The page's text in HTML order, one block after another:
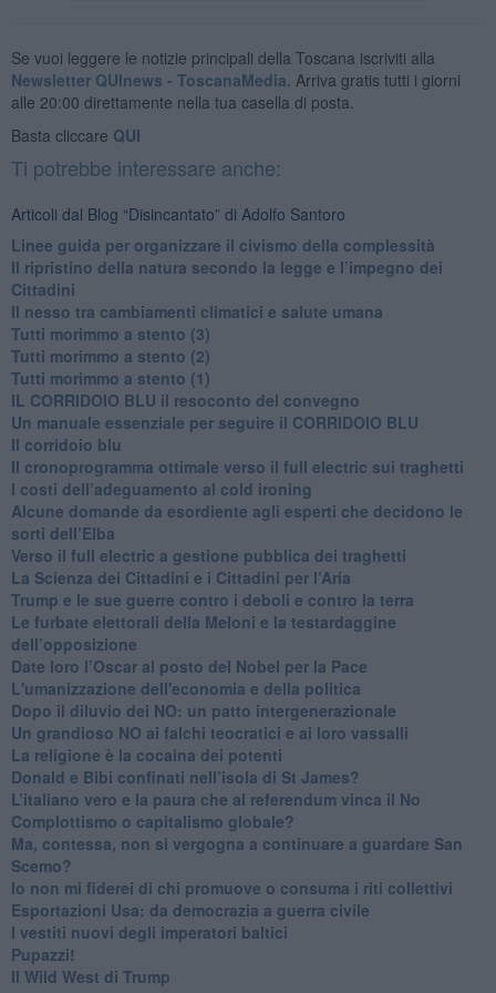
Se vuoi leggere le notizie principali della Toscana iscriviti alla
Newsletter QUInews - ToscanaMedia. Arriva gratis tutti i giorni
alle 20:00 direttamente nella tua casella di posta.
Basta cliccare QUI
Ti potrebbe interessare anche:
Articoli dal Blog “Disincantato” di Adolfo Santoro
​Linee guida per organizzare il civismo della complessità
​Il ripristino della natura secondo la legge e l’impegno dei
Cittadini
Il nesso tra cambiamenti climatici e salute umana
Tutti morimmo a stento (3)
Tutti morimmo a stento (2)
​Tutti morimmo a stento (1)
IL CORRIDOIO BLU il resoconto del convegno
Un manuale essenziale per seguire il CORRIDOIO BLU
Il corridoio blu
​Il cronoprogramma ottimale verso il full electric sui traghetti
​I costi dell’adeguamento al cold ironing
Alcune domande da esordiente agli esperti che decidono le
sorti dell’Elba
Verso il full electric a gestione pubblica dei traghetti​
​La Scienza dei Cittadini e i Cittadini per l’Aria
Trump e le sue guerre contro i deboli e contro la terra
​Le furbate elettorali della Meloni e la testardaggine
dell’opposizione
​Date loro l’Oscar al posto del Nobel per la Pace
L'umanizzazione dell'economia e della politica
​Dopo il diluvio dei NO: un patto intergenerazionale
​Un grandioso NO ai falchi teocratici e ai loro vassalli
La religione è la cocaina dei potenti
Donald e Bibi confinati nell’isola di St James?
L’italiano vero e la paura che al referendum vinca il No
​Complottismo o capitalismo globale?
​Ma, contessa, non si vergogna a continuare a guardare San
Scemo?
​Io non mi fiderei di chi promuove o consuma i riti collettivi
Esportazioni Usa: da democrazia a guerra civile
​I vestiti nuovi degli imperatori baltici
​Pupazzi!
​Il Wild West di Trump